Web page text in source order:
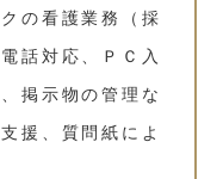
の看護業務（採
話対応、ＰＣ入
掲示物の管理な
援、質問紙によ